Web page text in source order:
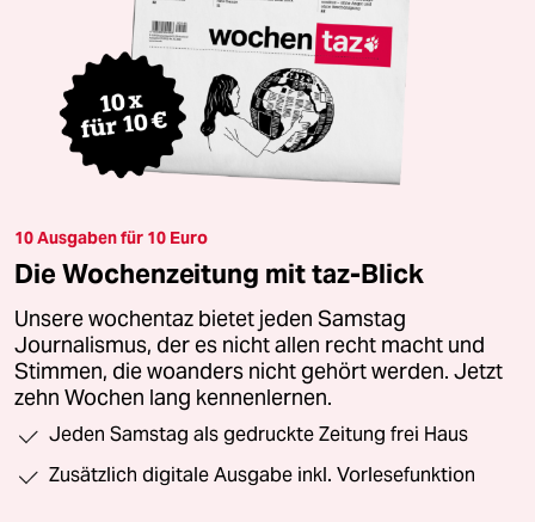
10 Ausgaben für 10 Euro
Die Wochenzeitung mit taz-Blick
Unsere wochentaz bietet jeden Samstag
Journalismus, der es nicht allen recht macht und
Stimmen, die woanders nicht gehört werden. Jetzt
zehn Wochen lang kennenlernen.
Jeden Samstag als gedruckte Zeitung frei Haus
Zusätzlich digitale Ausgabe inkl. Vorlesefunktion